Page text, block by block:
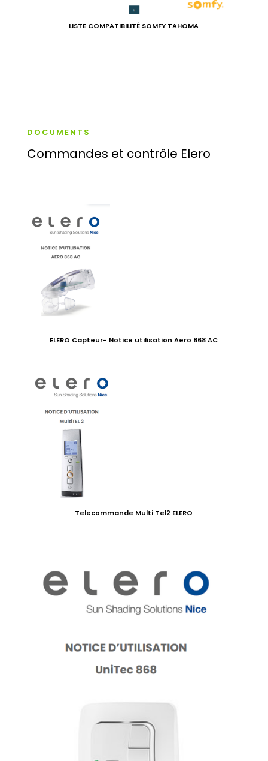
LISTE COMPATIBILITÉ SOMFY TAHOMA
DOCUMENTS
Commandes et contrôle Elero
ELERO Capteur- Notice utilisation Aero 868 AC
Telecommande Multi Tel2 ELERO